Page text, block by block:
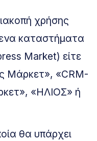
χρήσης
καταστήματα
Market) είτε
Μάρκετ», «CRM-
«ΗΛΙΟΣ» ή
θα υπάρχει